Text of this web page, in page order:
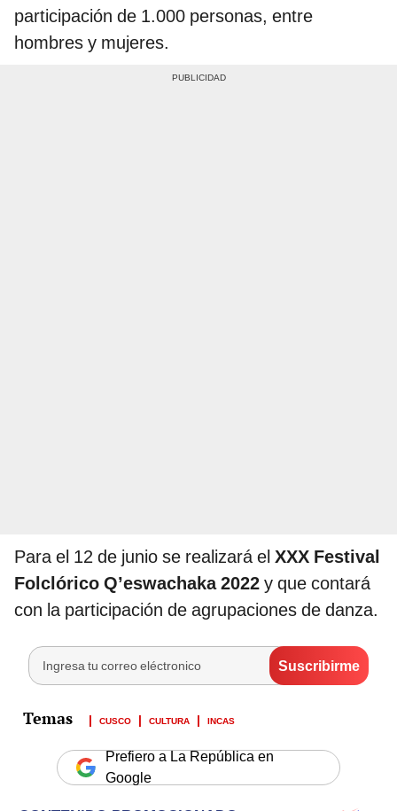
participación de 1.000 personas, entre
hombres y mujeres.
Para el 12 de junio se realizará el XXX Festival
Folclórico Q’eswachaka 2022 y que contará
con la participación de agrupaciones de danza.
CUSCO CULTURA INCAS
Prefiero a La República en
Google